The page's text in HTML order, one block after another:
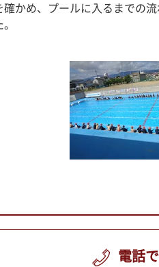
かめ、プールに入るまでの
電話